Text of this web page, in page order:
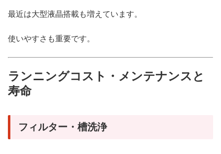
最近は大型液晶搭載も増えています。
使いやすさも重要です。
ランニングコスト・メンテナンスと
寿命
フィルター・槽洗浄